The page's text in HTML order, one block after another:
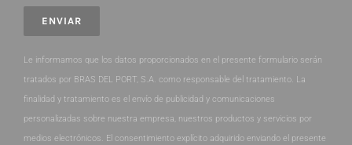
Le informamos que los datos proporcionados en el presente formulario serán
tratados por BRAS DEL PORT, S.A. como responsable del tratamiento. La
finalidad y tratamiento es el envío de publicidad y comunicaciones
personalizadas sobre nuestra empresa, nuestros productos y servicios por
medios electrónicos. El consentimiento explícito adquirido enviando el presente